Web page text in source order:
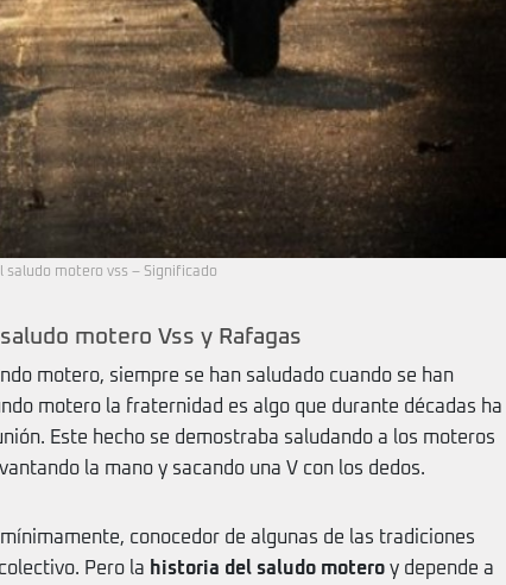
saludo motero vss – Significado
motero Vss y Rafagas
motero, siempre se han saludado cuando se han
motero la fraternidad es algo que durante décadas ha
Este hecho se demostraba saludando a los moteros
la mano y sacando una V con los dedos.
conocedor de algunas de las tradiciones
Pero la historia del saludo motero y depende a